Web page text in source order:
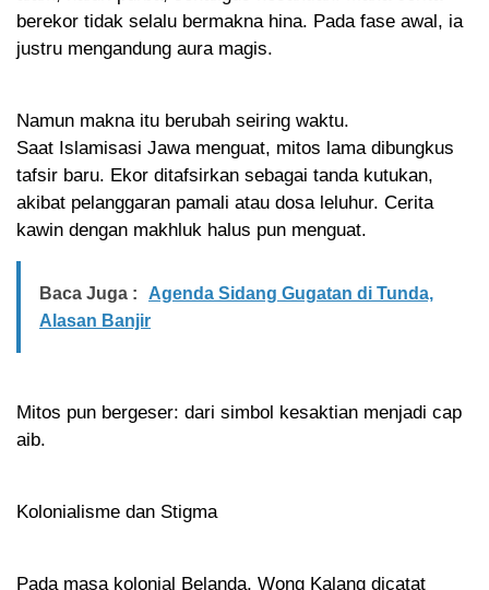
berekor tidak selalu bermakna hina. Pada fase awal, ia
justru mengandung aura magis.
Namun makna itu berubah seiring waktu.
Saat Islamisasi Jawa menguat, mitos lama dibungkus
tafsir baru. Ekor ditafsirkan sebagai tanda kutukan,
akibat pelanggaran pamali atau dosa leluhur. Cerita
kawin dengan makhluk halus pun menguat.
Baca Juga :
Agenda Sidang Gugatan di Tunda,
Alasan Banjir
Mitos pun bergeser: dari simbol kesaktian menjadi cap
aib.
Kolonialisme dan Stigma
Pada masa kolonial Belanda, Wong Kalang dicatat